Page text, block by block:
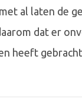
al laten de
dat er
heeft